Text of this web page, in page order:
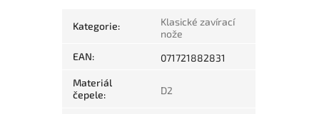
Kategorie:
Klasické zavírací
nože
EAN: 071721882831
Materiál
čepele: D2